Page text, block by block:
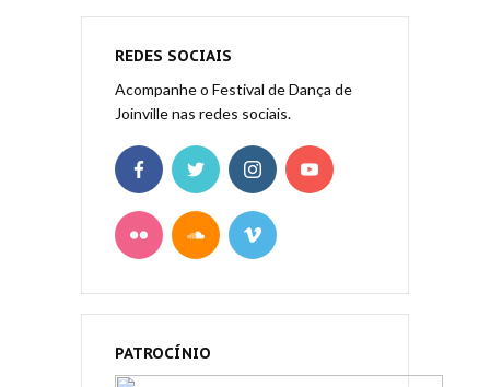
REDES SOCIAIS
Acompanhe o Festival de Dança de
Joinville nas redes sociais.
PATROCÍNIO